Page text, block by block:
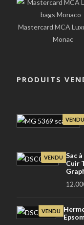
Mastercard MCA
Monac
PRODUITS
VENDU
VENDU Sac
Cuir
VENDU